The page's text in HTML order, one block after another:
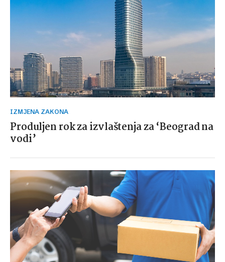
IZMJENA ZAKONA
Produljen rok za izvlaštenja za ‘Beograd na
vodi’